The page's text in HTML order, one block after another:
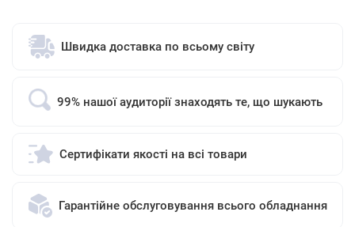
Швидка доставка по всьому світу
99% нашої аудиторії знаходять те, що шукають
Сертифікати якості на всі товари
Гарантійне обслуговування всього обладнання